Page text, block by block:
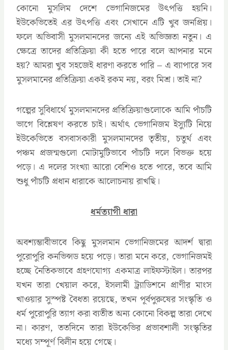
কোনো মুসলিম দেশে ভেগানিজমের উৎপত্তি হয়নি।
ইউকেভিতেই এর উৎপত্তি এবং সেখানে এটি খুব জনপ্রিয়।
ফলে অভিবাসী মুসলমানদের জন্যে এই অভিজ্ঞতা নতুন। এ
ক্ষেত্রে তাদের প্রতিক্রিয়া কী হতে পারে বলে আপনার মনে
হয়? আমরা খুব সহজেই ধারণা করতে পারি – এ ব্যাপারে সব
মুসলমানের প্রতিক্রিয়া একই রকম নয়, বরং মিশ্র। তাই না?
গল্পের সুবিধার্থে মুসলমানদের প্রতিক্রিয়াগুলোকে আমি পাঁচটি
ভাগে বিশ্লেষণ করতে চাই। অর্থাৎ ভেগানিজম ইস্যুটি নিয়ে
ইউকেভিতে বসবাসকারী মুসলমানদের তৃতীয়, চতুর্থ এবং
পঞ্চম প্রজন্মগুলো মোটামুটিভাবে পাঁচটি দলে বিভক্ত হয়ে
পড়ে। এ দলের সংখ্যা আরো বেশিও হতে পারে, তবে আমি
শুধু পাঁচটি প্রধান ধারাকে আলোচনায় রাখছি।
ধর্মত্যাগী ধারা
অবশ্যম্ভাবীভাবে কিছু মুসলমান ভেগানিজমের আদর্শ দ্বারা
পুরোপুরি কনভিন্সড হয়ে পড়ে। তারা মনে করে, ভেগানিজমই
হচ্ছে নৈতিকভাবে গ্রহণযোগ্য একমাত্র লাইফস্টাইল। তারপর
যখন তারা খেয়াল করে, ইসলামী ট্র্যাডিশনে প্রাণীর মাংস
খাওয়ার সুস্পষ্ট বৈধতা রয়েছে, তখন পূর্বপুরুষের সংস্কৃতি ও
ধর্ম পুরোপুরি ত্যাগ করা ব্যতীত অন্য কোনো বিকল্প তারা দেখে
না। কারণ, ততদিনে তারা ইউকেভির প্রভাবশালী সংস্কৃতির
মধ্যে সম্পূর্ণ বিলীন হয়ে গেছে।